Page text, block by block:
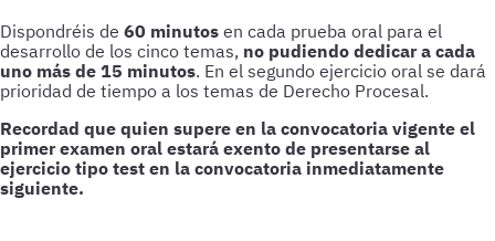
Dispondréis de 60 minutos en cada prueba oral para el
desarrollo de los cinco temas, no pudiendo dedicar a cada
uno más de 15 minutos. En el segundo ejercicio oral se dará
prioridad de tiempo a los temas de Derecho Procesal.
Recordad que quien supere en la convocatoria vigente el
primer examen oral estará exento de presentarse al
ejercicio tipo test en la convocatoria inmediatamente
siguiente.